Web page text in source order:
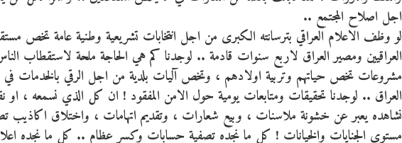
اجل اصلاح المجتمع ..
لو وظف الاعلام العراقي بترسانته الكبرى من اجل انتخابات تشريعية وطنية عامة تخص
العراقيين ومصير العراق لاربع سنوات قادمة .. لوجدنا كم هي الحاجة ملحة لاستقطاب
مشروعات تخص حياتهم وتربية اولادهم ، وتخص آليات بلدية من اجل الرقي بالخدمات في
العراق .. لوجدنا تحقيقات ومتابعات يومية حول الامن المفقود ! ان كل الذي نسمعه ، او
نشاهده يعبر عن خشونة ملاسنات ، وبيع شعارات ، وتقديم اتهامات ، واختلاق اكاذيب
مستوى الجنايات والخيانات ! كل ما نجده تصفية حسابات وكسر عظام .. كل ما نجده